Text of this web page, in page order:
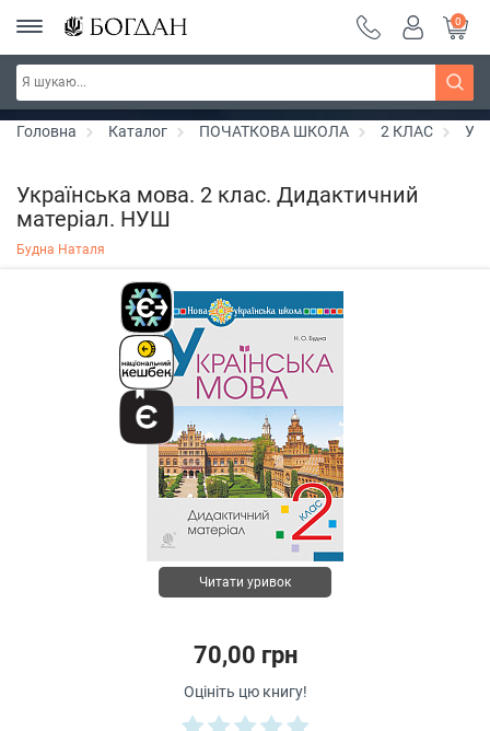
РОЗПРОДАЖ ~ 150 грн ~ 200 грн ~ 250 грн ~
300 грн ~ РОЗПРОДАЖ
Дізнатись більше
0
Головна Каталог ПОЧАТКОВА ШКОЛА 2 КЛАС
Українська мова. 2 клас. Дидактичний
матеріал. НУШ
Будна Наталя
Читати уривок
70,00 грн
Оцініть цю книгу!